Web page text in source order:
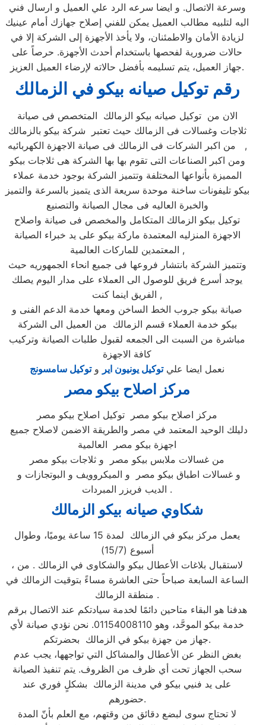
وسرعة الاتصال. و ايضا سرعه الرد علي العميل و ارسال فني
اليه لتلبيه مطالب العميل يمكن للفني إصلاح جهازك أمام عينيك
لزيادة الأمان والاطمئنان، ولا يأخذ الأجهزة إلى الشركة إلا في
حالات ضرورية لفحصها باستخدام أحدث الأجهزة. حرصاً على
جهاز العميل، يتم تسليمه بأفضل حالاته لإرضاء العميل العزيز.
رقم توكيل صيانه بيكو في الزمالك
الان من توكيل صيانه بيكو الزمالك المتخصص فى صيانة
ثلاجات وغسالات فى الزمالك حيث تعتبر شركة بيكو بالزمالك
من اكبر الشركات فى الزمالك فى صيانة الاجهزة الكهربائيه ,
ومن اكبر الصناعات التى تقوم بها بها الشركة هى ثلاجات بيكو
المميزة بأنواعها المختلفة وتتميز الشركة بوجود خدمة عملاء
بيكو تليفونات ساخنة موحدة سريعة الذى يتميز بالسرعة والتميز
والخبرة العاليه فى مجال الصيانة والتصنيع
توكيل بيكو الزمالك المتكامل والمخصص فى صيانة واصلاح
الاجهزة المنزليه المعتمدة ماركة بيكو على يد خبراء الصيانة
المعتمدين للماركات العالمية ,
وتتميز الشركة بانتشار فروعها فى جميع انحاء الجمهوريه حيث
يوجد أسرع فريق للوصول الى العملاء على مدار اليوم يصلك
الفريق اينما كنت ,
صيانة بيكو جروب الخط الساخن ومعها خدمة الدعم الفنى و
بيكو خدمة العملاء قسم الزمالك من العميل الى الشركة
مباشرة من السبت الى الجمعه لقبول طلبات الصيانة وتركيب
كافة الاجهزة
نعمل ايضا عليتوكيل يونيون اير وتوكيل سامسونج
مركز اصلاح بيكو مصر
مركز اصلاح بيكو مصر توكيل اصلاح بيكو مصر
اجهزة بيكو مصر العالمية
من غسالات ملابس بيكو مصر و ثلاجات بيكو مصر
الديب فريزر المبردات .
شكاوي صيانه بيكو الزمالك
يعمل مركز بيكو في الزمالك لمدة 15 ساعة يوميًا، وطوال
أسبوع (15/7)
، لاستقبال بلاغات الأعطال بيكو والشكاوى في الزمالك . من
الساعة السابعة صباحاً حتى العاشرة مساءً بتوقيت الزمالك في
منطقة الزمالك .
هدفنا هو البقاء متاحين دائمًا لخدمة سيادتكم عند الاتصال برقم
خدمة بيكو الموحَّد، وهو 01154008110. نحن نؤدي صيانة لأي
جهاز من جهزة بيكو في الزمالك بحضرتكم.
بغض النظر عن الأعطال والمشاكل التي تواجهها، يجب عدم
سحب الجهاز تحت أي ظرف من الظروف. يتم تنفيذ الصيانة
على يد فنيي بيكو في مدينة الزمالك بشكلٍ فوري عند
حضورهم.
لا تحتاج سوى لبضع دقائق من وقتهم، مع العلم بأنّ المدة